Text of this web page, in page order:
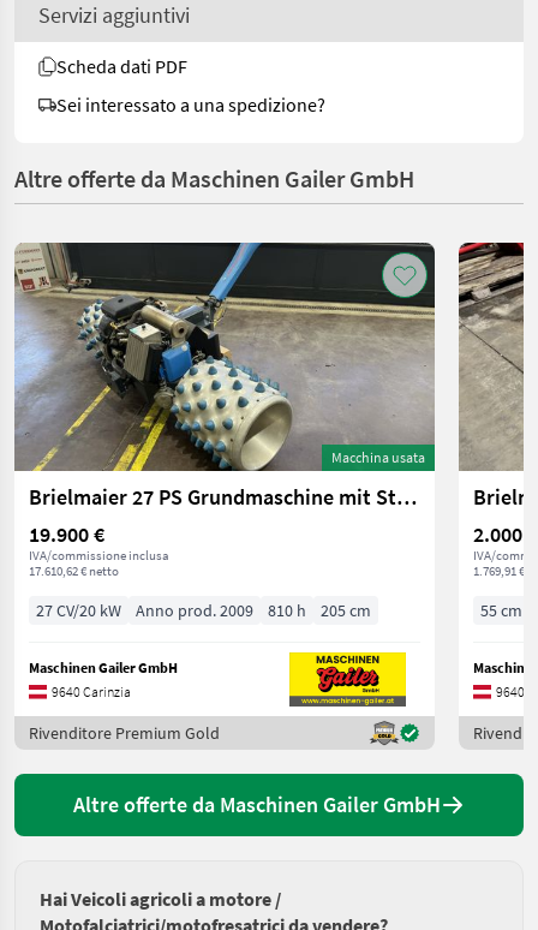
Servizi aggiuntivi
Scheda dati PDF
Sei interessato a una spedizione?
Altre offerte da Maschinen Gailer GmbH
Macchina usata
Brielmaier 27 PS Grundmaschine mit Stachelwalzen
19.900 €
IVA/commissione inclusa
17.610,62 € netto
27 CV/20 kW Anno prod. 2009 810 h 205 cm
Maschinen Gailer GmbH
9640 Carinzia
Rivenditore Premium Gold
2.000 €
IVA/
1.769,91 €
55 cm
9640
Altre offerte da Maschinen Gailer GmbH
Hai Veicoli agricoli a motore /